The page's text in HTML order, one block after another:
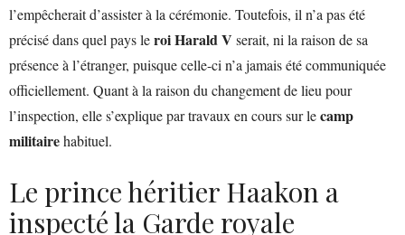
l’empêcherait d’assister à la cérémonie. Toutefois, il n’a pas été
précisé dans quel pays leroi Harald V serait, ni la raison de sa
présence à l’étranger, puisque celle-ci n’a jamais été communiquée
officiellement. Quant à la raison du changement de lieu pour
l’inspection, elle s’explique par travaux en cours sur lecamp
militairehabituel.
Le prince héritier Haakon a
inspecté la Garde royale